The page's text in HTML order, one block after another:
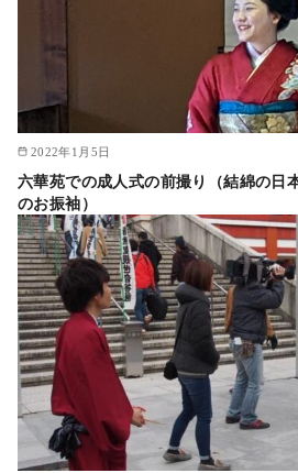
2022年1月5日
六華苑での成人式の前撮り（結綿の日
のお振袖）